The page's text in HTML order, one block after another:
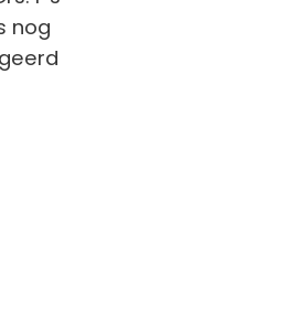
nog